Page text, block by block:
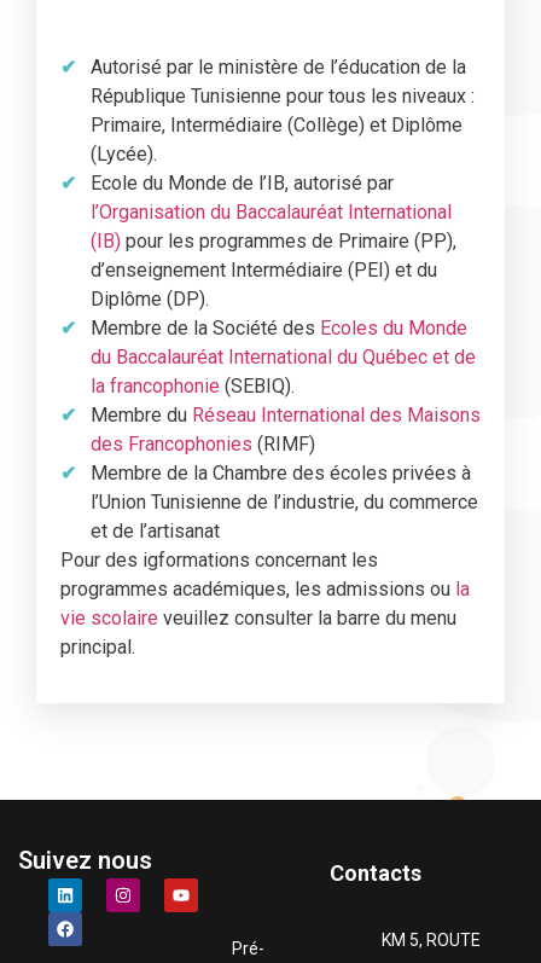
Autorisé par le ministère de l’éducation de la
République Tunisienne pour tous les niveaux :
Primaire, Intermédiaire (Collège) et Diplôme
(Lycée).
Ecole du Monde de l’IB, autorisé par
l’Organisation du Baccalauréat International
(IB) pour les programmes de Primaire (PP),
d’enseignement Intermédiaire (PEI) et du
Diplôme (DP).
Membre de la Société des Ecoles du Monde
du Baccalauréat International du Québec et de
la francophonie (SEBIQ).
Membre du Réseau International des Maisons
des Francophonies (RIMF)
Membre de la Chambre des écoles privées à
l’Union Tunisienne de l’industrie, du commerce
et de l’artisanat
Pour des igformations concernant les
programmes académiques, les admissions ou la
vie scolaire veuillez consulter la barre du menu
principal.
Suivez nous
Pré-
Contacts
KM 5, ROUTE